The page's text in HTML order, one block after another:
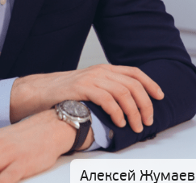
Алексей Жумаев